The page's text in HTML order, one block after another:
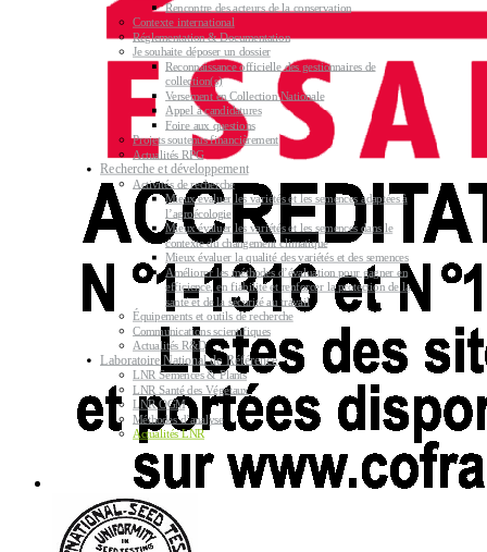
Rencontre des acteurs de la conservation
Contexte international
Réglementation & Documentation
Je souhaite déposer un dossier
Reconnaissance officielle des gestionnaires de
collection(s)
Versement en Collection Nationale
Appel à candidatures
Foire aux questions
Projets soutenus financièrement
Actualités RPG
Recherche et développement
Activités de recherche
Mieux évaluer les variétés et les semences adaptées à
l’agroécologie
Mieux évaluer les variétés et les semences dans le
contexte du changement climatique
Mieux évaluer la qualité des variétés et des semences
Améliorer les méthodes d’évaluation pour gagner en
efficience, en fiabilité et renforcer la protection de la
santé et de la sécurité au travail
Équipements et outils de recherche
Communications scientifiques
Actualités R&D
Laboratoire National de Référence
LNR Semences & Plants
LNR Santé des Végétaux
LNR OGM
Méthodes d’analyse
Actualités LNR